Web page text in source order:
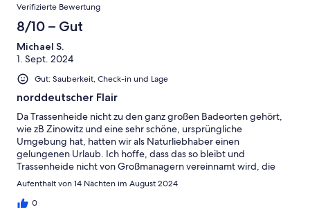
Verifizierte Bewertung
8/10 – Gut
Michael S.
1. Sept. 2024
Gut: Sauberkeit, Check-in und Lage
norddeutscher Flair
Da Trassenheide nicht zu den ganz großen Badeorten gehört,
wie zB Zinowitz und eine sehr schöne, ursprüngliche
Umgebung hat, hatten wir als Naturliebhaber einen
gelungenen Urlaub. Ich hoffe, dass das so bleibt und
Trassenheide nicht von Großmanagern vereinnamt wird, die
gerne "Betonburgen", sogenannte Resorts, mit Sauna etc.,
bauen. Dann wären wir nicht mehr dabei. Mit freundlichen
Grüßen M. Spangenberg
Aufenthalt von 14 Nächten im August 2024
0